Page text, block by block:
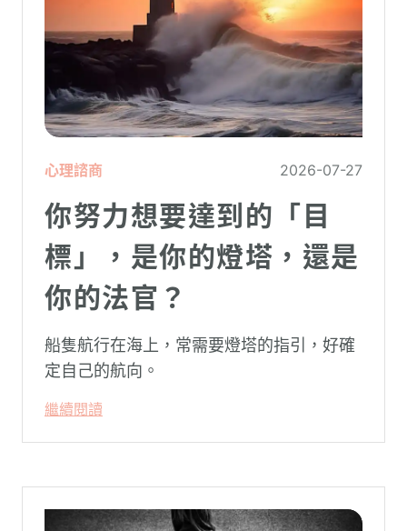
心理諮商 2026-07-27
你努力想要達到的「目
標」，是你的燈塔，還是
你的法官？
船隻航行在海上，常需要燈塔的指引，好確
定自己的航向。
繼續閱讀